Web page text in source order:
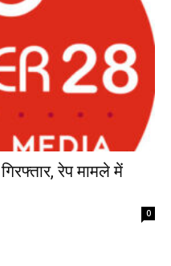
रेप मामले में
0